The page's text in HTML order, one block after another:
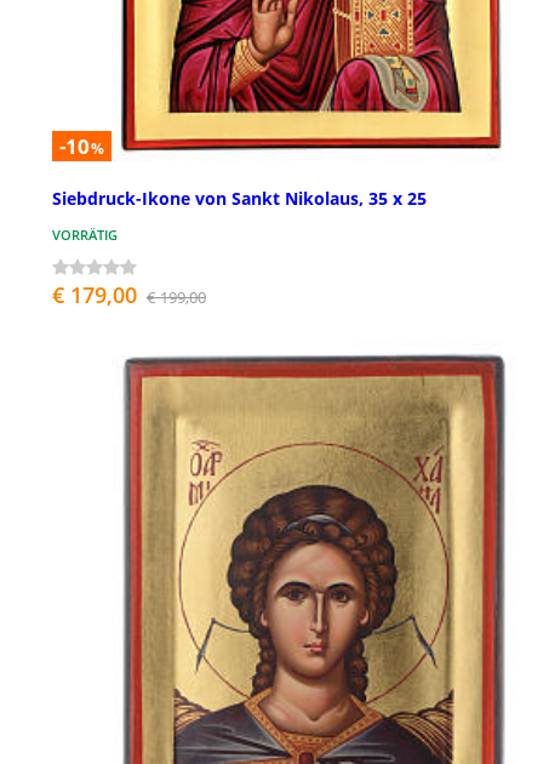
-10%
Siebdruck-Ikone von Sankt Nikolaus, 35 x 25
VORRÄTIG
€ 179,00 € 199,00